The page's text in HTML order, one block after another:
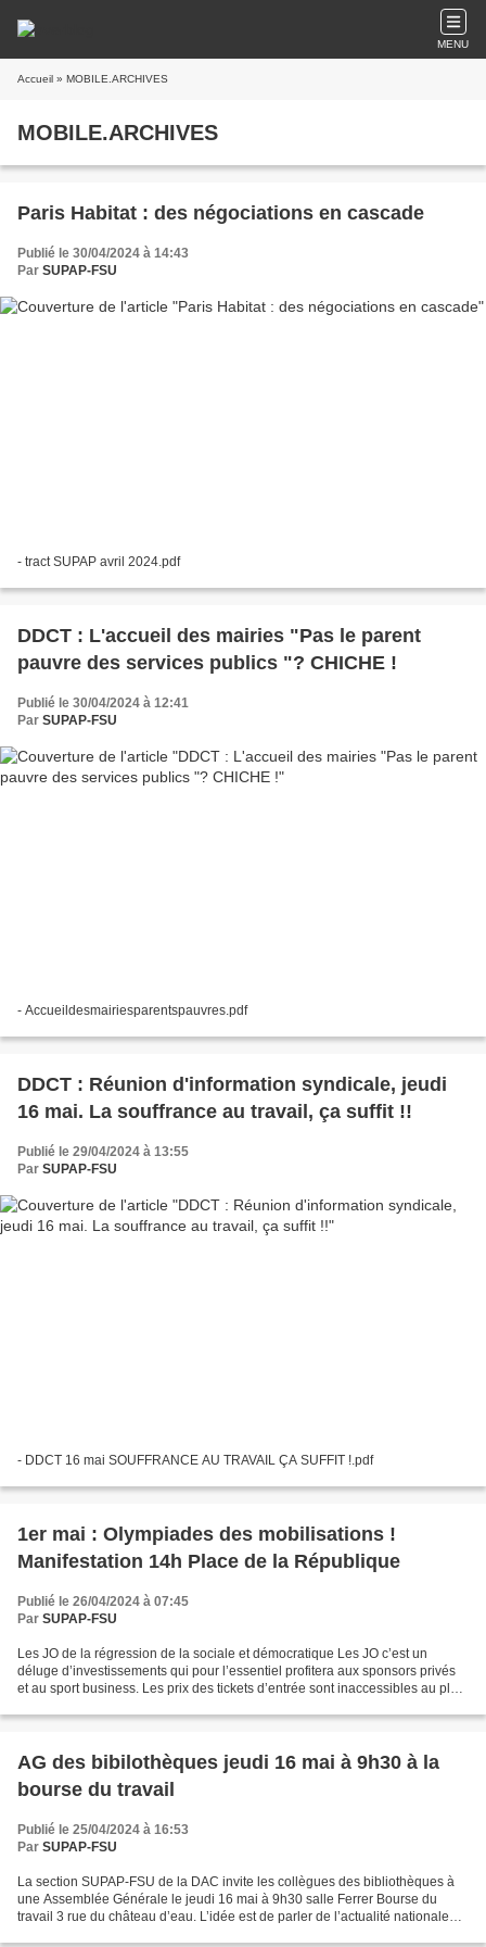
MENU
Accueil » MOBILE.ARCHIVES
MOBILE.ARCHIVES
Paris Habitat : des négociations en cascade
Publié le 30/04/2024 à 14:43
Par SUPAP-FSU
- tract SUPAP avril 2024.pdf
DDCT : L'accueil des mairies "Pas le parent
pauvre des services publics "? CHICHE !
Publié le 30/04/2024 à 12:41
Par SUPAP-FSU
- Accueildesmairiesparentspauvres.pdf
DDCT : Réunion d'information syndicale, jeudi
16 mai. La souffrance au travail, ça suffit !!
Publié le 29/04/2024 à 13:55
Par SUPAP-FSU
- DDCT 16 mai SOUFFRANCE AU TRAVAIL ÇA SUFFIT !.pdf
1er mai : Olympiades des mobilisations !
Manifestation 14h Place de la République
Publié le 26/04/2024 à 07:45
Par SUPAP-FSU
Les JO de la régression de la sociale et démocratique Les JO c’est un
déluge d’investissements qui pour l’essentiel profitera aux sponsors privés
et au sport business. Les prix des tickets d’entrée sont inaccessibles au plus
AG des bibilothèques jeudi 16 mai à 9h30 à la
bourse du travail
Publié le 25/04/2024 à 16:53
Par SUPAP-FSU
La section SUPAP-FSU de la DAC invite les collègues des bibliothèques à
une Assemblée Générale le jeudi 16 mai à 9h30 salle Ferrer Bourse du
travail 3 rue du château d’eau. L’idée est de parler de l’actualité nationale